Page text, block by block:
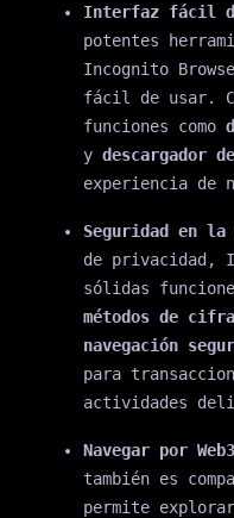
Interfaz fácil
potentes
Incognito
fácil de usar.
funciones como
y descargador
experiencia de
Seguridad en la
de privacidad,
sólidas
métodos de
navegación
para
actividades
Navegar por
también es
permite